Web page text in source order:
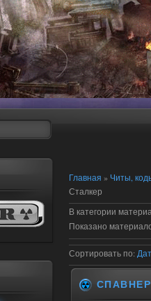
Главная » Читы,
Сталкер
В категории
Показано
Сортировать по:
СПАВНЕР